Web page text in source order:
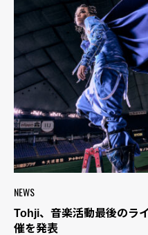
NEWS
Tohji、音楽活動最後のラ
催を発表